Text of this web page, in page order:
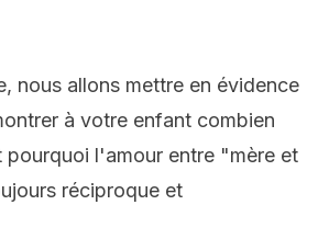
nous allons mettre en évidence
à votre enfant combien
pourquoi l'amour entre "mère et
réciproque et